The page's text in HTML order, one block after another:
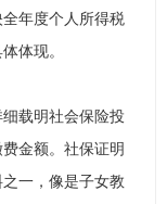
年度个人所得税
体现。
载明社会保险投
金额。社保证明
一，像是子女教